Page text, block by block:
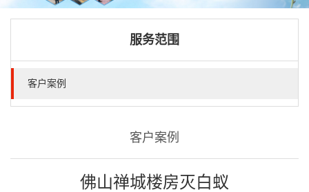
服务范围
客户案例
客户案例
佛山禅城楼房灭白蚁